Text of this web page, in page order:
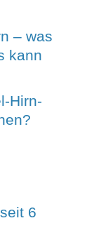
– was
kann
Hirn-
6